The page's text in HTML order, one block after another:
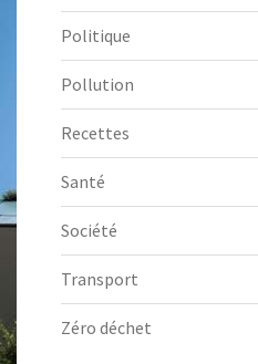
Politique
Pollution
Recettes
Santé
Société
Transport
Zéro déchet